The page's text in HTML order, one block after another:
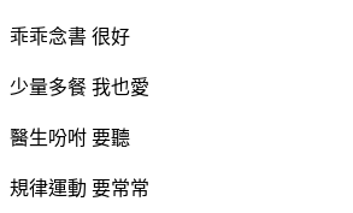
乖乖念書 很好
少量多餐 我也愛
醫生吩咐 要聽
規律運動 要常常